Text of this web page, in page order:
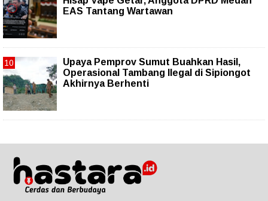
EAS Tantang Wartawan
Upaya Pemprov Sumut Buahkan Hasil,
Operasional Tambang Ilegal di Sipiongot
Akhirnya Berhenti